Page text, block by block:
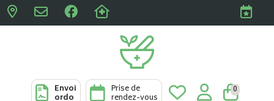
Pharmacies Clabots &
Envoi
ordo
Prise de
rendez-vous
0